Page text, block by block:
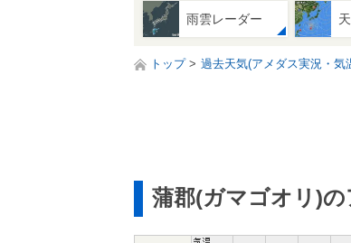
雨雲レーダー
トップ 過去天気(アメダス実況・気
蒲郡(ガマゴオリ)の